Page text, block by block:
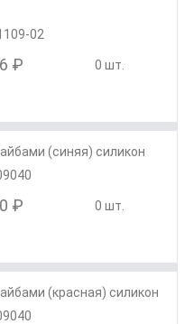
02
₽ 0 шт.
(синяя) силикон
₽ 0 шт.
(красная) силикон